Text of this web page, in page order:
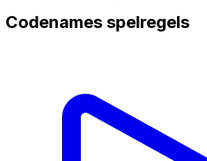
Codenames spelregels